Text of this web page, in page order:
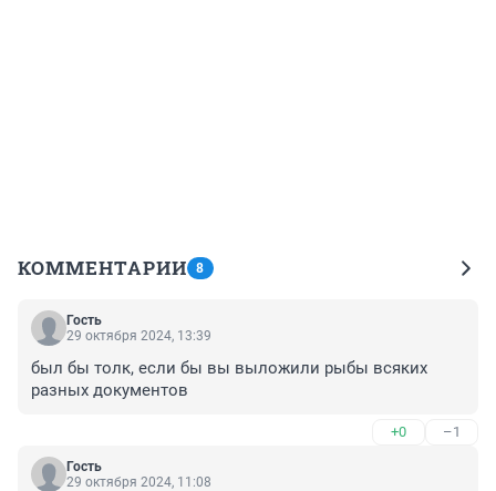
КОММЕНТАРИИ 8
Гость
29 октября 2024, 13:39
был бы толк, если бы вы выложили рыбы всяких
разных документов
+0 –1
Гость
29 октября 2024, 11:08